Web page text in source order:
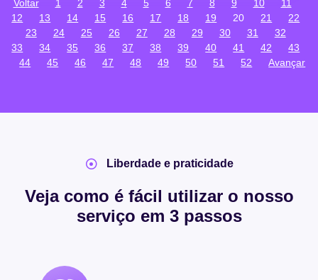
Voltar 1 2 3 4 5 6 7 8 9 10
11
12
13 14 15 16 17 18 19 20 21
22
23
24 25 26 27 28 29 30 31
32
33
34 35 36 37 38 39 40 41 42
43
44
45 46 47 48 49 50 51 52 Avançar
Liberdade e praticidade
Veja como é fácil utilizar o nosso
serviço em 3 passos